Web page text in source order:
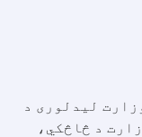
لیدلوری د
د څاڅکي،